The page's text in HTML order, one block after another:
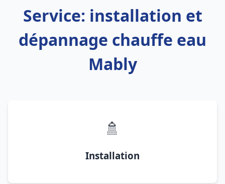
Service: installation et
dépannage chauffe eau
Mably
🚿
Installation